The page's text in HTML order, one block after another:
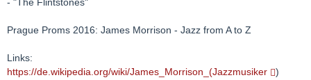
Prague Proms 2016: James Morrison - Jazz from A to Z
Links:
https://de.wikipedia.org/wiki/James_Morrison_(Jazzmusiker
)